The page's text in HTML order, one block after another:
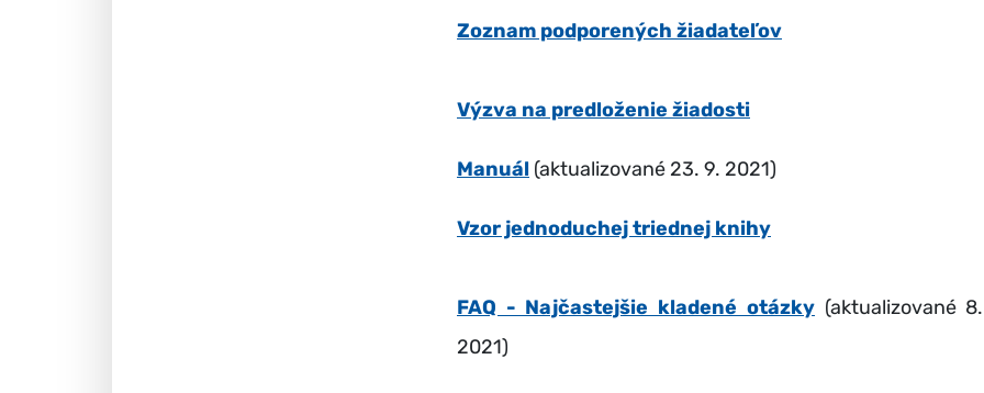
Zoznam podporených žiadateľov
Výzva na predloženie žiadosti
Manuál (aktualizované 23. 9. 2021)
Vzor jednoduchej triednej knihy
FAQ - Najčastejšie kladené otázky(aktualizované
2021)